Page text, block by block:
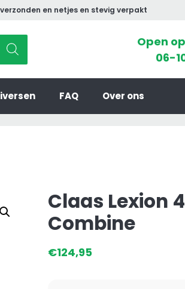
en netjes en stevig verpakt
Open
06-
FAQ Over ons
Claas Lexion
Combine
€124,95